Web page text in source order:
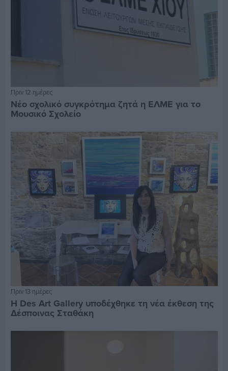
Πριν 12 ημέρες
Νέο σχολικό συγκρότημα ζητά η ΕΛΜΕ για το
Μουσικό Σχολείο
Πριν 13 ημέρες
Η Des Art Gallery υποδέχθηκε τη νέα έκθεση της
Δέσποινας Σταθάκη